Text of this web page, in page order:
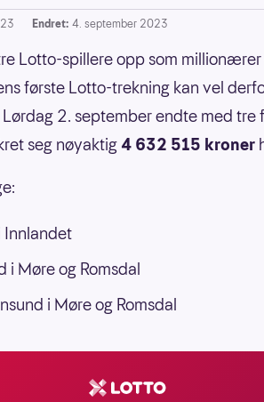
Endret: 4. september 2023
Lotto-spillere opp som
første Lotto-trekning kan vel
2. september endte med tre
seg nøyaktig 4 632 515 kroner
Innlandet
i Møre og Romsdal
i Møre og Romsdal